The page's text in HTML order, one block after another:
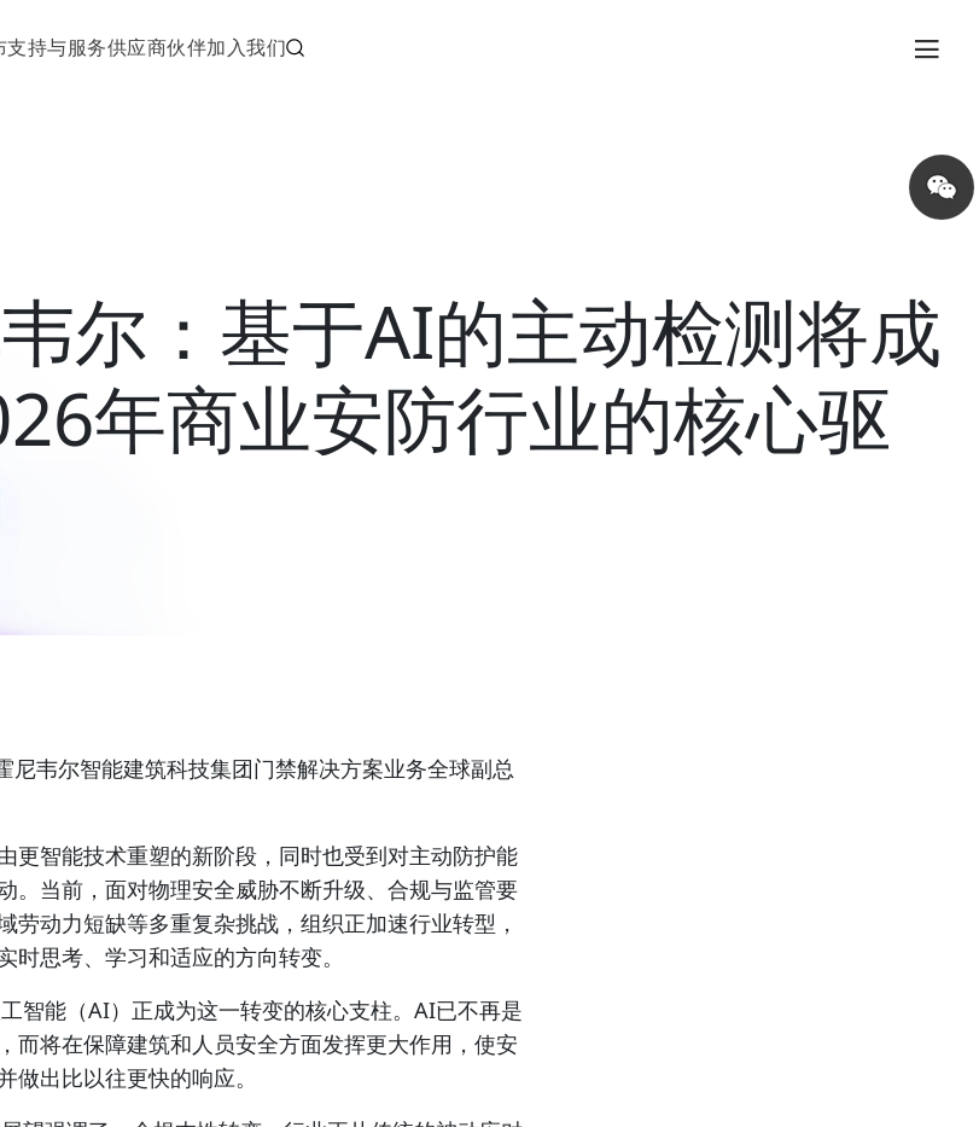
支持与服务供应商伙伴加入我们
Share
on
wechat
尔：基于AI的主动检测将成
年商业安防行业的核心驱
尼韦尔智能建筑科技集团门禁解决方案业务全球副总
更智能技术重塑的新阶段，同时也受到对主动防护能
。当前，面对物理安全威胁不断升级、合规与监管要
劳动力短缺等多重复杂挑战，组织正加速行业转型，
时思考、学习和适应的方向转变。
智能（AI）正成为这一转变的核心支柱。AI已不再是
而将在保障建筑和人员安全方面发挥更大作用，使安
做出比以往更快的响应。